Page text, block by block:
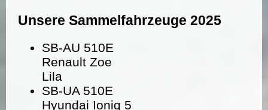
Unsere Sammelfahrzeuge 2025
SB-AU 510E
Renault Zoe
Lila
SB-UA 510E
Hyundai Ioniq 5